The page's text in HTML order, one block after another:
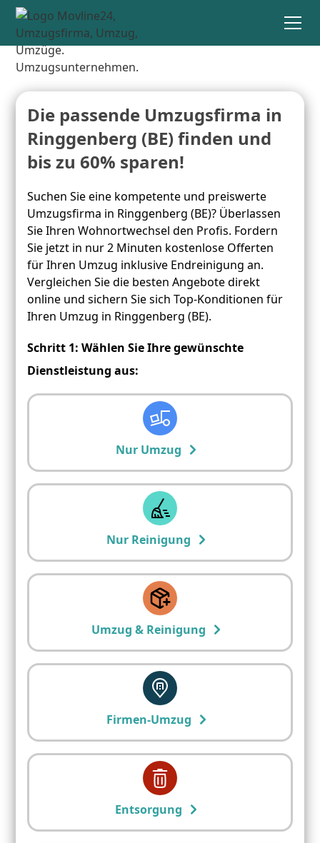
Die passende Umzugsfirma in
Ringgenberg (BE) finden und
bis zu 60% sparen!
Suchen Sie eine kompetente und preiswerte
Umzugsfirma in Ringgenberg (BE)? Überlassen
Sie Ihren Wohnortwechsel den Profis. Fordern
Sie jetzt in nur 2 Minuten kostenlose Offerten
für Ihren Umzug inklusive Endreinigung an.
Vergleichen Sie die besten Angebote direkt
online und sichern Sie sich Top-Konditionen für
Ihren Umzug in Ringgenberg (BE).
Schritt 1: Wählen Sie Ihre gewünschte
Dienstleistung aus:
Nur Umzug
Nur Reinigung
Umzug & Reinigung
Firmen-Umzug
Entsorgung